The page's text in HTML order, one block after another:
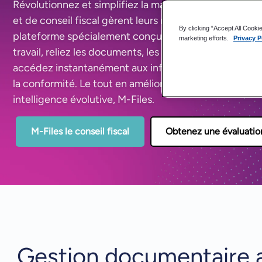
Révolutionnez et simplifiez la manière dont vos
et de conseil fiscal gèrent leurs missions et leurs
plateforme spécialement conçue et optimisée par
travail, reliez les documents, les tâches et les
accédez instantanément aux informations client tout
la conformité. Le tout en améliorant vos systèmes
intelligence évolutive, M-Files.
M-Files le conseil fiscal Obtenez une
Gestion documentaire
By clicking “Accept All
marketing efforts.
Privacy